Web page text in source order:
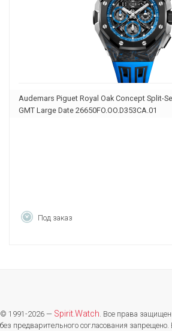
Audemars Piguet Royal Oak Concept Split-
GMT Large Date 26650FO.OO.D353CA.01
Под заказ
© 1991-2026 — Spirit.Watch. Все права
без предварительного согласования